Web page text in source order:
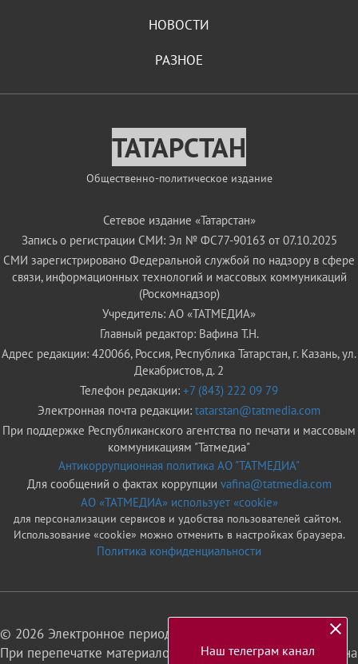
НОВОСТИ
РАЗНОЕ
ТАТАРСТАН
Общественно-политическое издание
Сетевое издание «Татарстан»
Запись о регистрации СМИ: Эл № ФС77-90163 от 07.10.2025
СМИ зарегистрировано Федеральной службой по надзору в сфере
связи, информационных технологий и массовых коммуникаций
(Роскомнадзор)
Учредитель: АО «ТАТМЕДИА»
Главный редактор: Вафина Т.Н.
Адрес редакции: 420066, Россия, Республика Татарстан, г. Казань, ул.
Декабристов, д. 2
Телефон редакции: +7 (843) 222 09 79
Электронная почта редакции: tatarstan@tatmedia.com
При поддержке Республиканского агентства по печати и массовым
коммуникациям "Татмедиа"
Антикоррупционная политика АО "ТАТМЕДИА"
Для сообщений о фактах коррупции vafina@tatmedia.com
АО «ТАТМЕДИА» использует «cookie»
для персонализации сервисов и удобства пользователей сайтом.
Использование «cookie» можно отменить в настройках браузера.
Политика конфиденциальности
© 2026 Электронное периодическое издание «Татарстан»
При перепечатке материалов или их фрагментов ссылка на
Наш телеграм канал